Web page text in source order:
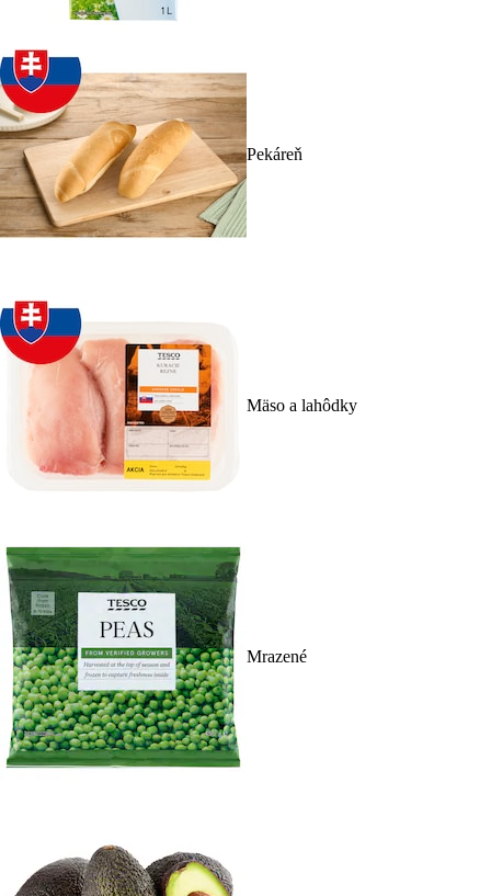
Pekáreň
Mäso a lahôdky
Mrazené